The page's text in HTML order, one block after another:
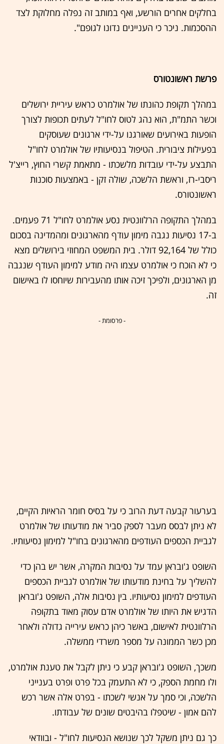
בחלקים אחרים הורשע, ואף במותב זה נפלה מחלוקת לצד
ההסכמות. ניכר כי העניינים נדונו לגופם".
פרשת ראשונטורס
במהלך תקופת כהונתו של אולמרט כראש עיריית ירושלים
וכשר התמ"ת, הוא נהג לטוס לחו"ל לעתים תכופות לצורך
הופעות באירועים שאורגנו על-ידי ארגונים שעוסקים
בפעילות ציבורית. הטיפול בנסיעותיו של אולמרט לחו"ל
התבצע על-ידי עובדות מלשכתו - מתאמת קשרי החוץ, רייצ'ל
ריסבי-רז, וראשת הלשכה, שולה זקן - באמצעות סוכנות
ראשונטורס.
במהלך התקופה הרלוונטית נסע אולמרט לחו"ל 71 פעמים.
ב-17 נסיעות נגבה מימון עודף מהארגונים ומהמדינה בסכום
כולל של 92,164 דולר. בית המשפט המחוזי בירושלים מצא
כי לא הוכח כי אולמרט עצמו היה מודע למימון העודף שנגבה
מן הארגונים, ולפיכך זיכה אותו מהעבירות שיוחסו לו באישום
זה.
- פרסומת -
בערעור קבעה דעת הרוב כי על בסיס חומר הראיות הקיים,
לא ניתן לבסס מעבר לספק סביר את מודעותו של אולמרט
לגביית הכספים העודפים מהארגונים בחו"ל למימון נסיעותיו.
השופט ג'ובראן עמד על נסיבות המקרה, אשר יש בהן כדי
להשליך על בחינת מודעותו של אולמרט לגביית הכספים
העודפים למימון נסיעותיו. בין נסיבות אלה, השופט ג'ובראן
הדגיש את היותו של אולמרט אדם עסוק מאוד בתקופה
הרלוונטית לאישום, באשר כיהן כראש עירייה גדולה ולאחר
מכן כשר הממונה על מספר משרדי ממשלה.
משכך, השופט ג'ובראן קבע כי ניתן לקבל את טענת אולמרט,
ולו מחמת הספק, כי לא התעמק בכל פרט ופרט בענייני
הלשכה, וכי סמך על אנשי לשכתו - בפרט אלה אשר רכש
להם אמון - שיטפלו בהיבטים שונים של עבודתו.
כך גם ניתן משקל לכך שנושא הנסיעות לחו"ל - ובוודאי